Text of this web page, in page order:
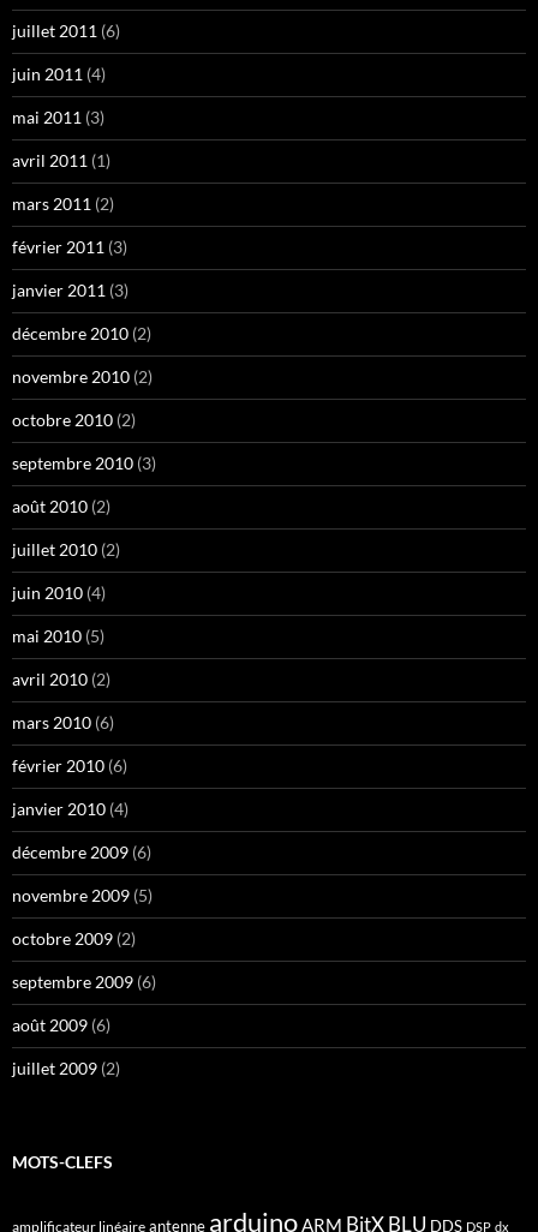
juillet 2011 (6)
juin 2011 (4)
mai 2011 (3)
avril 2011 (1)
mars 2011 (2)
février 2011 (3)
janvier 2011 (3)
décembre 2010 (2)
novembre 2010 (2)
octobre 2010 (2)
septembre 2010 (3)
août 2010 (2)
juillet 2010 (2)
juin 2010 (4)
mai 2010 (5)
avril 2010 (2)
mars 2010 (6)
février 2010 (6)
janvier 2010 (4)
décembre 2009 (6)
novembre 2009 (5)
octobre 2009 (2)
septembre 2009 (6)
août 2009 (6)
juillet 2009 (2)
MOTS-CLEFS
amplificateur linéaire antenne arduinoARM BitX BLU DDS DSP dx